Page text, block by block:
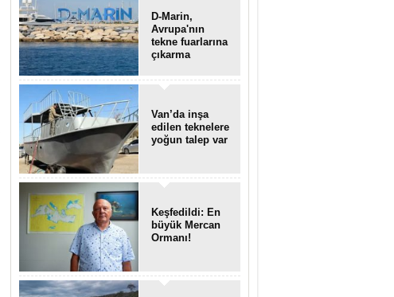
D-Marin,
Avrupa'nın
tekne fuarlarına
çıkarma
Van’da inşa
edilen teknelere
yoğun talep var
Keşfedildi: En
büyük Mercan
Ormanı!